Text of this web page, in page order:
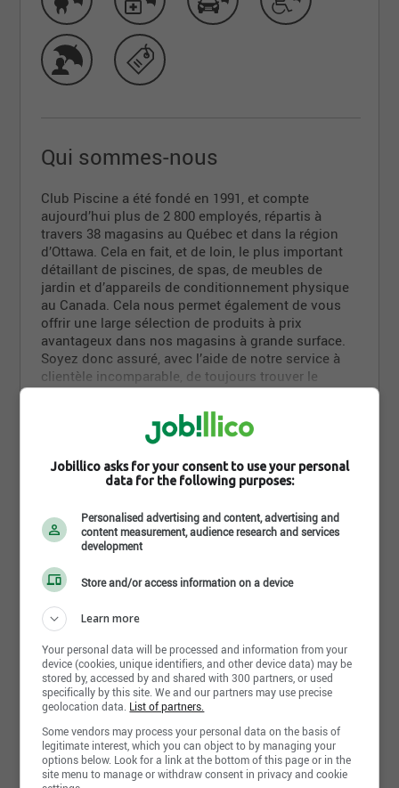
Qui sommes-nous
Club Piscine a été fondé en 1991, et compte
aujourd’hui plus de 2 800 employés, répartis à
travers 38 magasins au Québec et dans la région
d’Ottawa. Cela en fait, et de loin, le plus important
détaillant de piscines, de spas, de meubles de
jardin et d’appareils de conditionnement physique
au Canada. Cela nous permet également de vous
offrir une large sélection de produits à prix
avantageux dans nos magasins à grande surface.
Soyez donc assuré, avec l’aide de notre service à
clientèle incomparable, de toujours trouver le
meilleur produit selon votre budget.
Offrir aux familles des produits accessibles
destinés au plaisir et au bien-être de la vie
Vision:
Avec l’expertise de nos franchisés, demeurer le
leader de l’industrie par une approche axée sur
l’innovation et le plaisir.
Valeurs:
Chez Club Piscine nos actions sont guidées par
nos valeurs et reflètent notre mission. En faisant
preuve d’engagement, de respect, en ayant du
plaisir au travail et en misant sur notre expertise et
notre goût d’innover, notre équipe fait vivre nos
valeurs et les rendent plus vibrantes chaque jour.
Ensemble, nous participons au succès et à
l’épanouissement de chacun et nous contribuons,
par le fait même, au rayonnement de l’entreprise!
Environnement de travail
Valeurs :
Chez Club Piscine , toutes nos valeurs se
nous de toujours vous offrir une ambiance agréable
et invitante, un accueil chaleureux et amical, et un
service professionnel et compétent. Nos experts
sont donc à votre écoute pour préciser vos besoins,
et pour ainsi vous livrer une réponse claire et
honnête, en accord avec vos exigences et vos
désirs. De la même manière, nous accordons une
grande importance au respect des délais promis et
que, pour nous, c’est à tout cela qu’on reconnaît
une vraie bonne expérience de magasinage.
Lire la suite
Jobillico asks for your consent to use your personal
data for the following purposes:
Personalised advertising and content, advertising and
content measurement, audience research and services
development
Store and/or access information on a device
Learn more
Your personal data will be processed and information from your
device (cookies, unique identifiers, and other device data) may be
stored by, accessed by and shared with 300 partners, or used
specifically by this site. We and our partners may use precise
geolocation data. List of partners.
Some vendors may process your personal data on the basis of
legitimate interest, which you can object to by managing your
options below. Look for a link at the bottom of this page or in the
site menu to manage or withdraw consent in privacy and cookie